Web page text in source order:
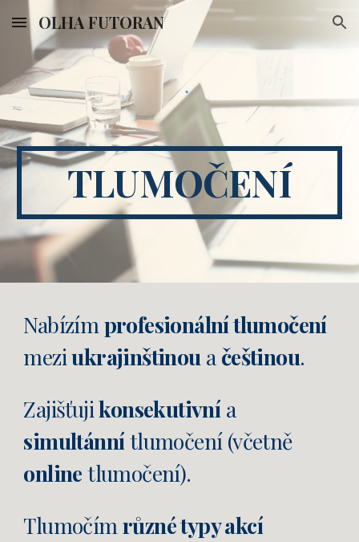
Skip to main content Skip to navigation
OLHA FUTORAN
TLUMOČENÍ
Nabízím profesionální tlumočení
meziukrajinštinou ačeštinou.
Zajišťujikonsekutivní a
simultánnítlumočení (včetně
onlinetlumočení).
Tlumočímrůzné typy akcí